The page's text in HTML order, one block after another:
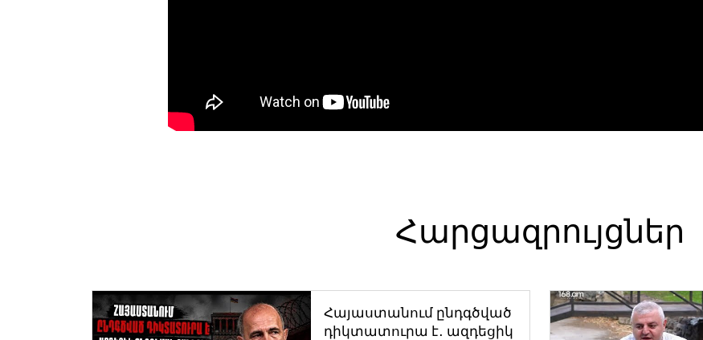
Հարցազրույցներ
Հայաստանում ընդգծված
դիկտատուրա է․ ազդեցիկ